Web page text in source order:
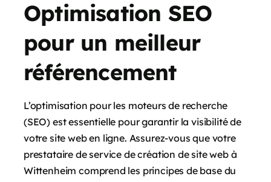
Optimisation SEO
pour un meilleur
référencement
L’optimisation pour les moteurs de recherche
(SEO) est essentielle pour garantir la visibilité de
votre site web en ligne. Assurez-vous que votre
prestataire de service de création de site web à
Wittenheim comprend les principes de base du